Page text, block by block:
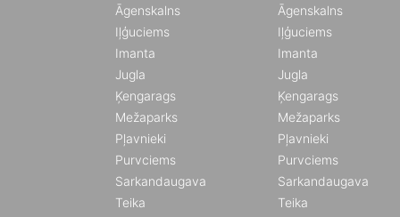
Āgenskalns
Iļģuciems
Imanta
Jugla
Ķengarags
Mežaparks
Pļavnieki
Purvciems
Sarkandaugava
Teika
Āgenskalns
Iļģuciems
Imanta
Jugla
Ķengarags
Mežaparks
Pļavnieki
Purvciems
Sarkandaugava
Teika